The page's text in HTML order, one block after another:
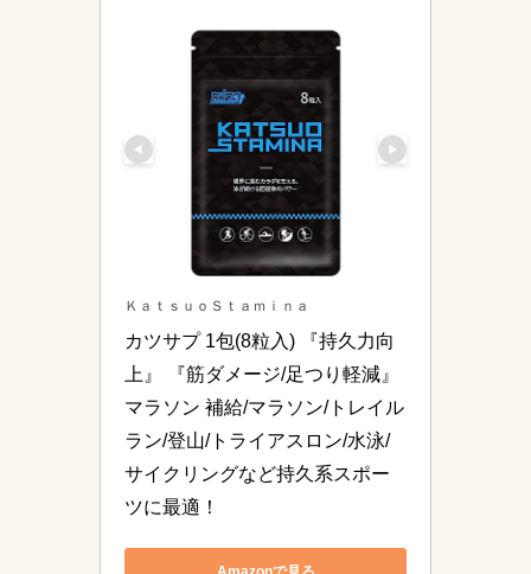
ＫａｔｓｕｏＳｔａｍｉｎａ
カツサプ 1包(8粒入) 『持久力向
上』 『筋ダメージ/足つり軽減』
マラソン 補給/マラソン/トレイル
ラン/登山/トライアスロン/水泳/
サイクリングなど持久系スポー
ツに最適！